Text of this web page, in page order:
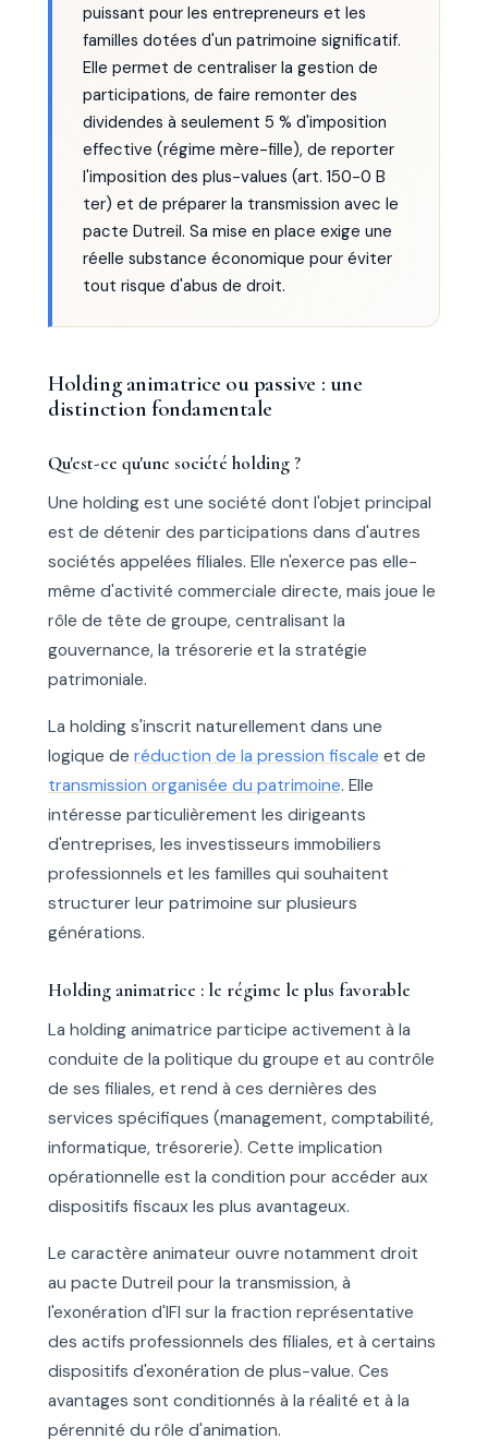
puissant pour les entrepreneurs et les
familles dotées d'un patrimoine significatif.
Elle permet de centraliser la gestion de
participations, de faire remonter des
dividendes à seulement 5 % d'imposition
effective (régime mère-fille), de reporter
l'imposition des plus-values (art. 150-0 B
ter) et de préparer la transmission avec le
pacte Dutreil. Sa mise en place exige une
réelle substance économique pour éviter
tout risque d'abus de droit.
Holding animatrice ou passive : une
distinction fondamentale
Qu'est-ce qu'une société holding ?
Une holding est une société dont l'objet principal
est de détenir des participations dans d'autres
sociétés appelées filiales. Elle n'exerce pas elle-
même d'activité commerciale directe, mais joue le
rôle de tête de groupe, centralisant la
gouvernance, la trésorerie et la stratégie
patrimoniale.
La holding s'inscrit naturellement dans une
logique de réduction de la pression fiscale et de
transmission organisée du patrimoine. Elle
intéresse particulièrement les dirigeants
d'entreprises, les investisseurs immobiliers
professionnels et les familles qui souhaitent
structurer leur patrimoine sur plusieurs
générations.
Holding animatrice : le régime le plus favorable
La holding animatrice participe activement à la
conduite de la politique du groupe et au contrôle
de ses filiales, et rend à ces dernières des
services spécifiques (management, comptabilité,
informatique, trésorerie). Cette implication
opérationnelle est la condition pour accéder aux
dispositifs fiscaux les plus avantageux.
Le caractère animateur ouvre notamment droit
au pacte Dutreil pour la transmission, à
l'exonération d'IFI sur la fraction représentative
des actifs professionnels des filiales, et à certains
dispositifs d'exonération de plus-value. Ces
avantages sont conditionnés à la réalité et à la
pérennité du rôle d'animation.